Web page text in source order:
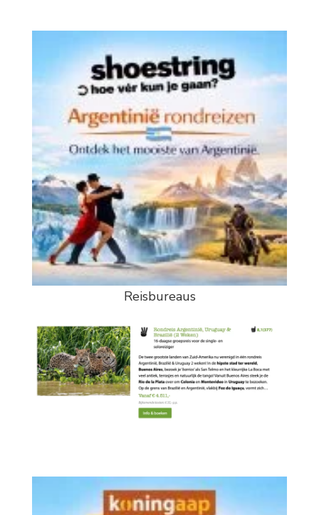
Reisbureaus